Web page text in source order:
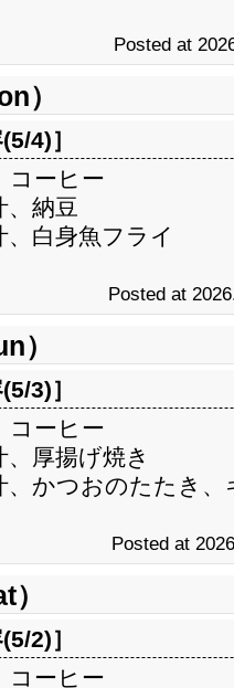
Posted at
）
4)］
コーヒー
、納豆
、白身魚フライ
Posted at
）
3)］
コーヒー
厚揚げ焼き
、かつおのたたき
Posted at
2)］
コーヒー